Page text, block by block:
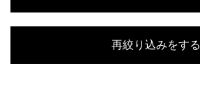
再絞り込みをする